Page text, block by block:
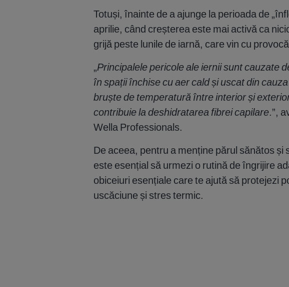
Totuși, înainte de a ajunge la perioada de
aprilie, când creșterea este mai activă ca
grijă peste lunile de iarnă, care vin cu
„Principalele pericole ale iernii sunt cauzate
în spații închise cu aer cald și uscat din
bruște de temperatură între interior și
contribuie la deshidratarea fibrei capilare.”,
Wella Professionals.
De aceea, pentru a menține părul sănătos și
este esențial să urmezi o rutină de îngrijire
obiceiuri esențiale care te ajută să protejezi
uscăciune și stres termic.